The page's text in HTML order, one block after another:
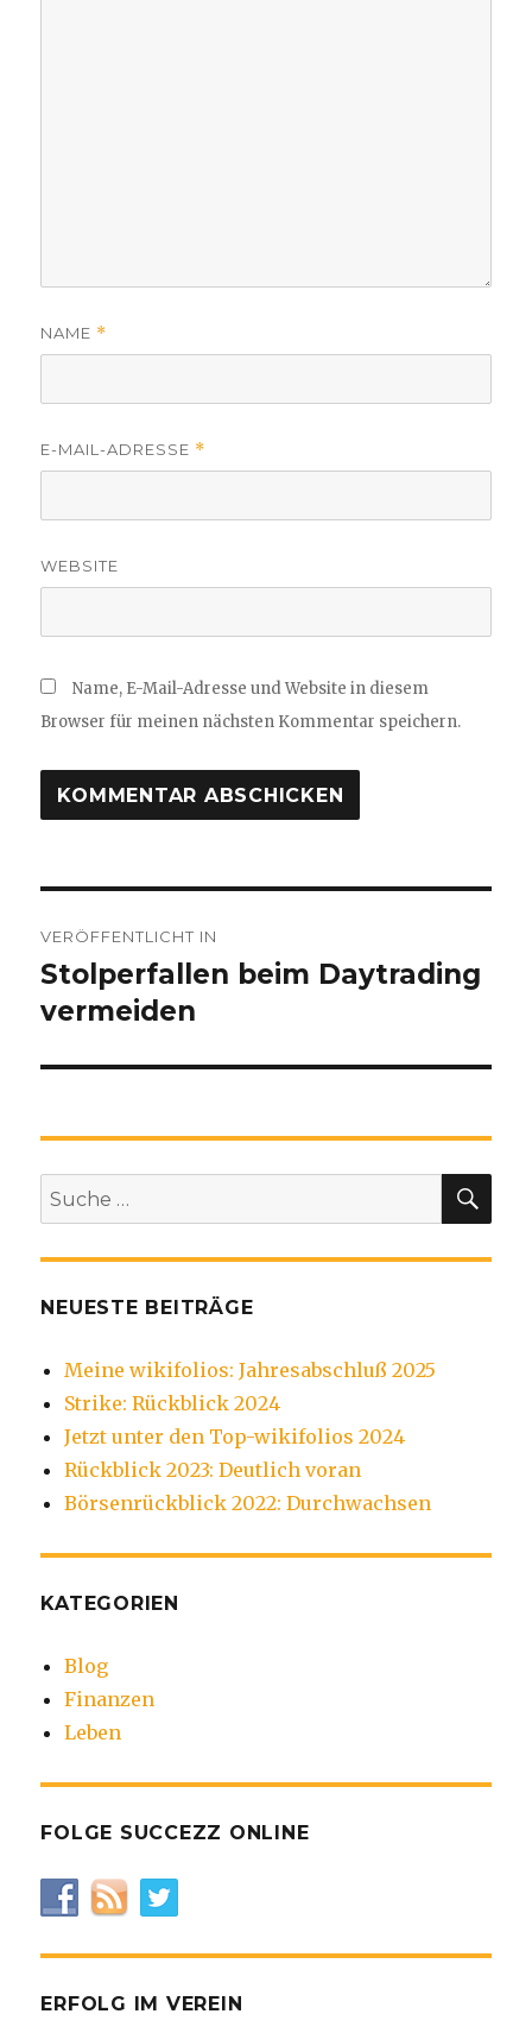
NAME *
E-MAIL-ADRESSE *
WEBSITE
Name, E-Mail-Adresse und Website in diesem
Browser für meinen nächsten Kommentar speichern.
VERÖFFENTLICHT IN
Stolperfallen beim Daytrading
vermeiden
Suche
nach:
NEUESTE BEITRÄGE
Meine wikifolios: Jahresabschluß 2025
Strike: Rückblick 2024
Jetzt unter den Top-wikifolios 2024
Rückblick 2023: Deutlich voran
Börsenrückblick 2022: Durchwachsen
KATEGORIEN
Blog
Finanzen
Leben
FOLGE SUCCEZZ ONLINE
ERFOLG IM VEREIN